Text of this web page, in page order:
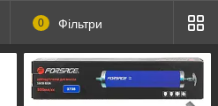
0 Фільтри